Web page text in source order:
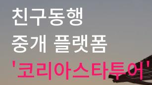
친구동행
중개 플랫폼
'코리아스타투어'